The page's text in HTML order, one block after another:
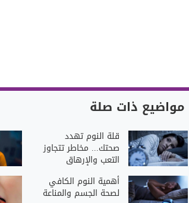
مواضيع ذات صلة
قلة النوم تهدد
صحتك... مخاطر تتجاوز
التعب والإرهاق
أهمية النوم الكافي
لصحة الجسم والمناعة